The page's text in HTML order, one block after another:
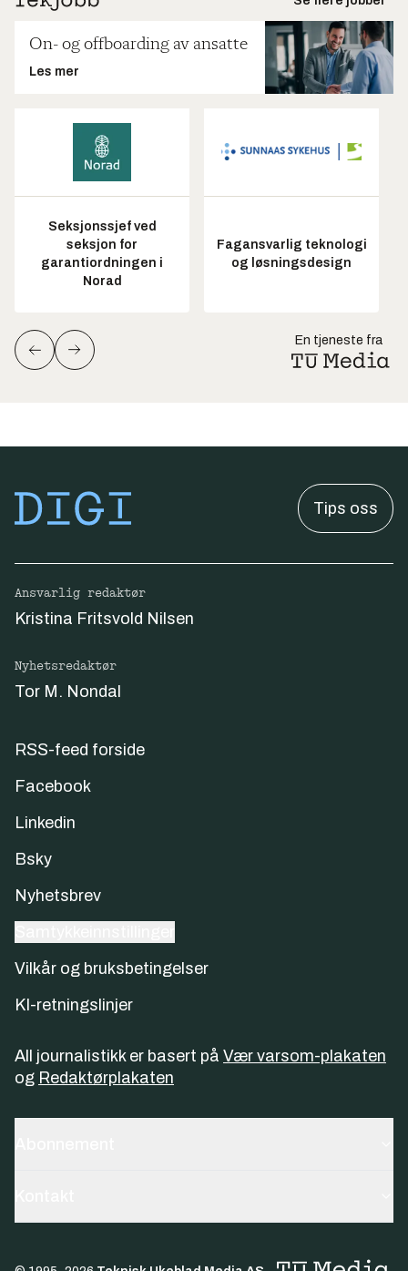
On- og offboarding av ansatte
Les mer
Seksjonssjef ved
seksjon for
garantiordningen i
Norad
Fagansvarlig teknologi
og løsningsdesign
En tjeneste fra
Tips oss
Ansvarlig redaktør
Kristina Fritsvold Nilsen
Nyhetsredaktør
Tor M. Nondal
RSS-feed forside
Facebook
Linkedin
Bsky
Nyhetsbrev
Vilkår og bruksbetingelser
KI-retningslinjer
All journalistikk er basert på Vær varsom-plakaten
og Redaktørplakaten